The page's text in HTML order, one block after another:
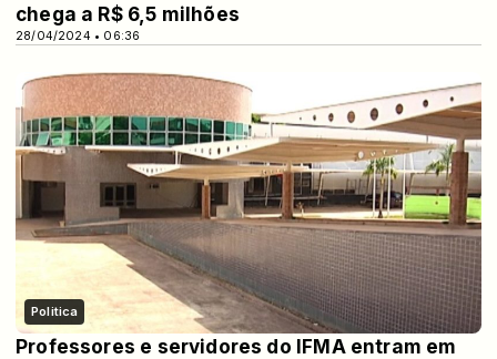
28/04/2024 • 06:36
chega a R$ 6,5 milhões
Politica
Professores e servidores do IFMA entram em